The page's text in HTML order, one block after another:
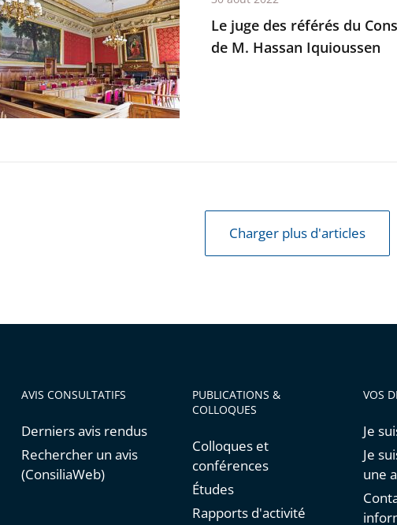
Le juge des référés du
de M. Hassan Iquioussen
Charger plus d'articles
AVIS CONSULTATIFS
Derniers avis rendus
Rechercher un avis
(ConsiliaWeb)
PUBLICATIONS &
COLLOQUES
Colloques et
conférences
Études
Rapports d'activité
VOS
Je
Je
une